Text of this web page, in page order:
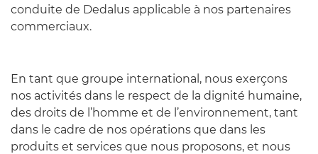
conduite de Dedalus applicable à nos partenaires
commerciaux.
En tant que groupe international, nous exerçons
nos activités dans le respect de la dignité humaine,
des droits de l’homme et de l’environnement, tant
dans le cadre de nos opérations que dans les
produits et services que nous proposons, et nous